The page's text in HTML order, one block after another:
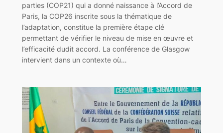
parties (COP21) qui a donné naissance à l’Accord de
Paris, la COP26 inscrite sous la thématique de
l’adaptation, constitue la première étape clé
permettant de vérifier le niveau de mise en œuvre et
l’efficacité dudit accord. La conférence de Glasgow
intervient dans un contexte où…